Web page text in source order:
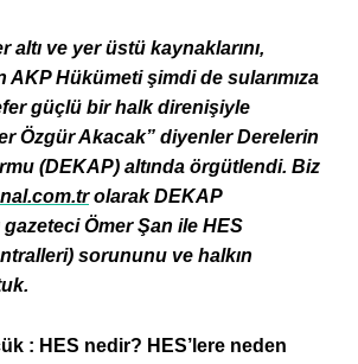
altı ve yer üstü kaynaklarını,
AKP Hükümeti şimdi de sularımıza
güçlü bir halk direnişiyle
Özgür Akacak” diyenler Derelerin
(DEKAP) altında örgütlendi. Biz
olarak DEKAP
gazeteci Ömer Şan ile HES
sorununu ve halkın
: HES nedir? HES’lere neden